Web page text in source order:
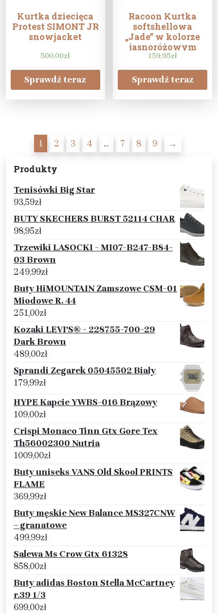
Kurtka dziecięca
Protest SIMONT JR
snowjacket
500,00zł
Sprawdź teraz
Racoon Kurtka
softshellowa
„Jade” w kolorze
jasnoróżowym
159,95zł
Sprawdź teraz
1 2 3 4 … 7 8 9 →
Produkty
Tenisówki Big Star
93,59zł
BUTY SKECHERS BURST 52114 CHAR
98,95zł
Trzewiki LASOCKI - MI07-B247-B84-
03 Brown
249,99zł
Buty HiMOUNTAIN Zamszowe CSM-01
Miodowe R. 44
251,00zł
Kozaki LEVI'S® - 228755-700-29
Dark Brown
489,00zł
Sprandi Zegarek 05045502 Biały
179,99zł
HYPE Kapcie YWBS-016 Brązowy
109,00zł
Crispi Monaco Tinn Gtx Gore Tex
Th56002300 Nutria
1009,00zł
Buty uniseks VANS Old Skool PRINTS
FLAME
369,99zł
Buty męskie New Balance MS327CNW
– granatowe
499,99zł
Salewa Ms Crow Gtx 61328
858,00zł
Buty adidas Boston Stella McCartney
r.39 1/3
699,00zł